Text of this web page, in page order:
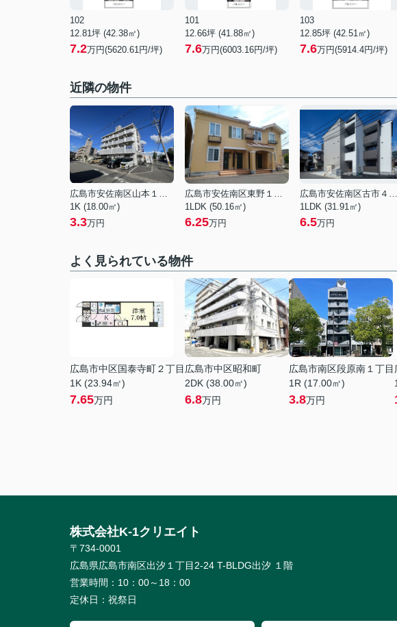
102
12.81坪 (42.38㎡)
7.2万円(5620.61円/坪)
101
12.66坪 (41.88㎡)
7.6万円(6003.16円/坪)
103
12.85坪 (42.51㎡)
7.6万円(5914.4円/坪)
近隣の物件
広島市安佐南区山本１丁目
1K (18.00㎡)
3.3万円
広島市安佐南区東野１丁目
1LDK (50.16㎡)
6.25万円
広島市安佐南区古市４丁目
1LDK (31.91㎡)
6.5万円
よく見られている物件
広島市中区国泰寺町２丁目
1K (23.94㎡)
7.65万円
広島市中区昭和町
2DK (38.00㎡)
6.8万円
広島市南区段原南１丁目
1R (17.00㎡)
3.8万円
株式会社K-1クリエイト
〒734-0001
広島県広島市南区出汐１丁目2-24 T-BLDG出汐 １階
営業時間： 10：00～18：00
定休日： 祝祭日